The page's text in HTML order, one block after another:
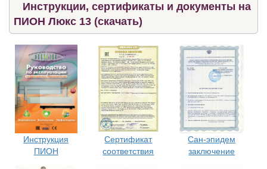
Инструкции, сертификаты и документы на
ПИОН Люкс 13 (скачать)
Инструкция
ПИОН
Сертификат
соответствия
Сан-эпидем
заключение